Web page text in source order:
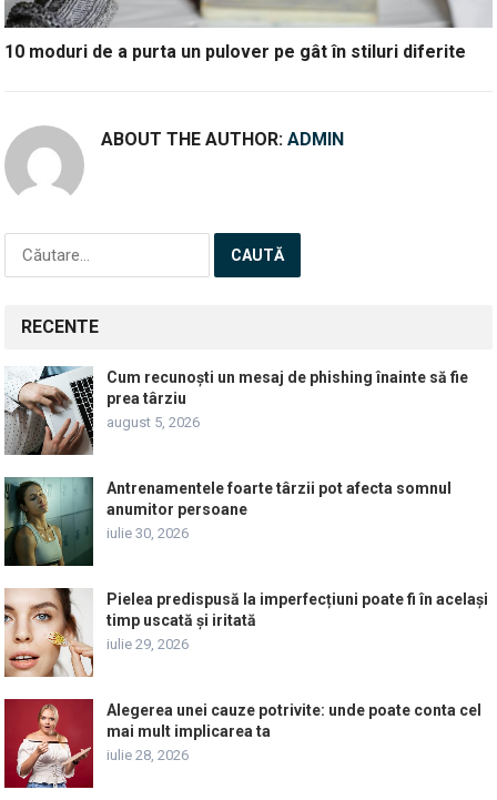
10 moduri de a purta un pulover pe gât în stiluri diferite
ABOUT THE AUTHOR:ADMIN
Caută
RECENTE
Cum recunoști un mesaj de phishing înainte să fie
prea târziu
august 5, 2026
Antrenamentele foarte târzii pot afecta somnul
anumitor persoane
iulie 30, 2026
Pielea predispusă la imperfecțiuni poate fi în același
timp uscată și iritată
iulie 29, 2026
Alegerea unei cauze potrivite: unde poate conta cel
mai mult implicarea ta
iulie 28, 2026